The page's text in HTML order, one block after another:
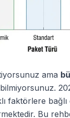
ama
bilmiyorsunuz.
faktörlere
Bu